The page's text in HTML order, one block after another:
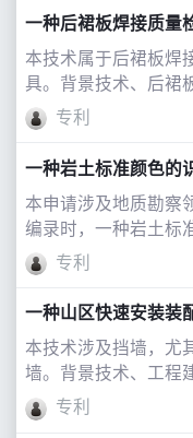
起，形成一个整体结
一种后裙板焊接质量
本技术属于后裙板焊
具。背景技术、后裙
工艺。焊接质量的好
程度。后裙板的设计
气动力学原理，降低
专利
一种岩土标准颜色的
本申请涉及地质勘察
编录时，一种岩土标
术、随着工程建设的
调查及岩、土编录是
手段。无论是工程目
专利
一种山区快速安装装
本技术涉及挡墙，尤
墙。背景技术、工程
多为重力式混凝土结
混凝土而成，在施工
专利